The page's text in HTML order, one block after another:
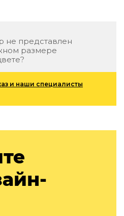
по вашему
и камня
не представлен
размере
и наши специалисты